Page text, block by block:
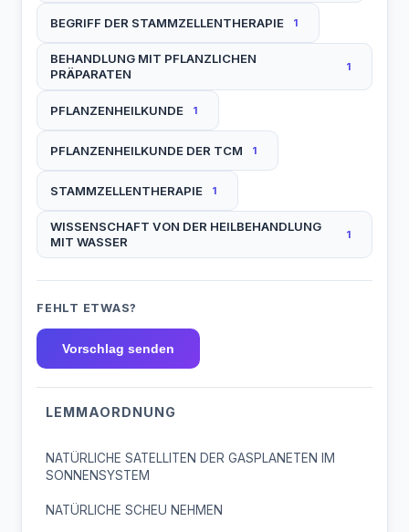
BEGRIFF DER STAMMZELLENTHERAPIE 1
BEHANDLUNG MIT PFLANZLICHEN
PRÄPARATEN
1
PFLANZENHEILKUNDE 1
PFLANZENHEILKUNDE DER TCM 1
STAMMZELLENTHERAPIE 1
WISSENSCHAFT VON DER HEILBEHANDLUNG
MIT WASSER
1
FEHLT ETWAS?
Vorschlag senden
LEMMAORDNUNG
NATÜRLICHE SATELLITEN DER GASPLANETEN IM
SONNENSYSTEM
NATÜRLICHE SCHEU NEHMEN